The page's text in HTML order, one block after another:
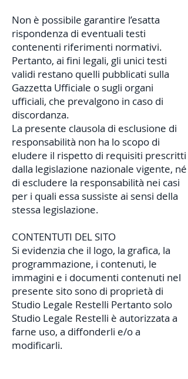
Non è possibile garantire l’esatta
rispondenza di eventuali testi
contenenti riferimenti normativi.
Pertanto, ai fini legali, gli unici testi
validi restano quelli pubblicati sulla
Gazzetta Ufficiale o sugli organi
ufficiali, che prevalgono in caso di
discordanza.
La presente clausola di esclusione di
responsabilità non ha lo scopo di
eludere il rispetto di requisiti prescritti
dalla legislazione nazionale vigente, né
di escludere la responsabilità nei casi
per i quali essa sussiste ai sensi della
stessa legislazione.
CONTENTUTI DEL SITO
Si evidenzia che il logo, la grafica, la
programmazione, i contenuti, le
immagini e i documenti contenuti nel
presente sito sono di proprietà di
Studio Legale Restelli Pertanto solo
Studio Legale Restelli è autorizzata a
farne uso, a diffonderli e/o a
modificarli.